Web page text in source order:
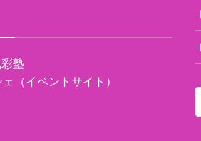
塾
（イベントサイト）